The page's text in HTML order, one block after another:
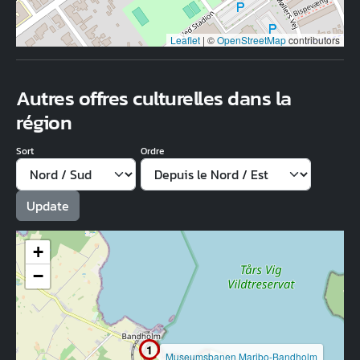
Leaflet | ©OpenStreetMapcontributors
Autres offres culturelles dans la
région
Sort Ordre
1 Museumsbanen Maribo-Bandholm
+
−